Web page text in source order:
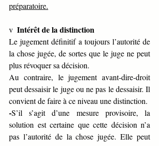
préparatoire.
v Intérêt de la distinction
Le jugement définitif a toujours l’autorité de
la chose jugée, de sortes que le juge ne peut
plus révoquer sa décision.
Au contraire, le jugement avant-dire-droit
peut dessaisir le juge ou ne pas le dessaisir. Il
convient de faire à ce niveau une distinction.
-S’il s’agit d’une mesure provisoire, la
solution est certaine que cette décision n’a
pas l’autorité de la chose jugée. Elle peut